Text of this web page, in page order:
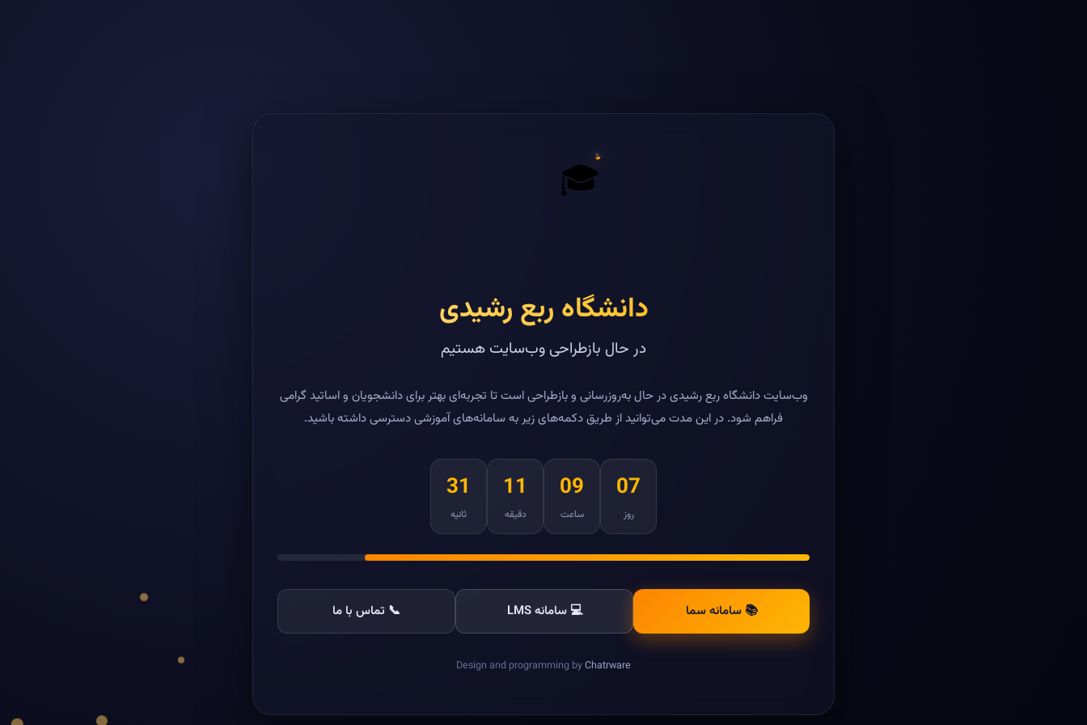
🎓
دانشگاه ربع رشیدی
در حال بازطراحی وب‌سایت هستیم
وب‌سایت دانشگاه ربع رشیدی در حال به‌روزرسانی و بازطراحی است تا تجربه‌ای بهتر برای دانشجویان و اساتید گرامی
فراهم شود. در این مدت می‌توانید از طریق دکمه‌های زیر به سامانه‌های آموزشی دسترسی داشته باشید.
07
روز
09
ساعت
11
دقیقه
31
ثانیه
📚 سامانه سما 💻 سامانه LMS 📞 تماس با ما
Design and programming byChatrware